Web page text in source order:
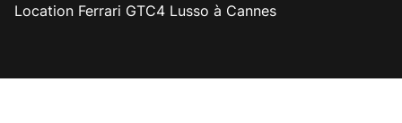
Location Ferrari GTC4 Lusso à Cannes